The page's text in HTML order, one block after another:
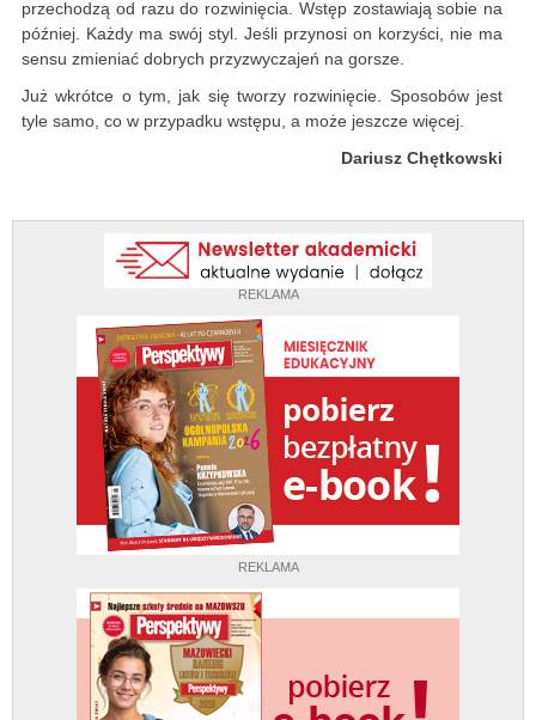
REKLAMA
REKLAMA
przechodzą od razu do rozwinięcia. Wstęp zostawiają sobie na
później. Każdy ma swój styl. Jeśli przynosi on korzyści, nie ma
sensu zmieniać dobrych przyzwyczajeń na gorsze.
Już wkrótce o tym, jak się tworzy rozwinięcie. Sposobów jest
tyle samo, co w przypadku wstępu, a może jeszcze więcej.
Dariusz Chętkowski